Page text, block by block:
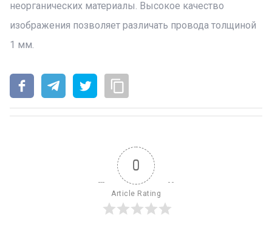
неорганических материалы. Высокое качество
изображения позволяет различать провода толщиной
1 мм.
0
Article Rating